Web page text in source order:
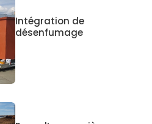
Intégration de
désenfumage